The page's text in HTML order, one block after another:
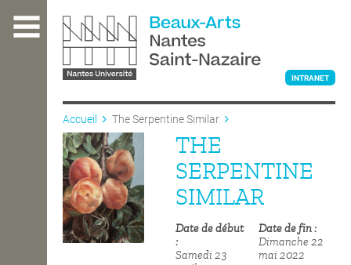
contenu
L'ÉCOLE
ENSEIGNEMENT
INTRANET
Accueil The Serpentine Similar
THE
SERPENTINE
SIMILAR
Date de début
Samedi 23
Date de fin
Dimanche 22
mai 2022